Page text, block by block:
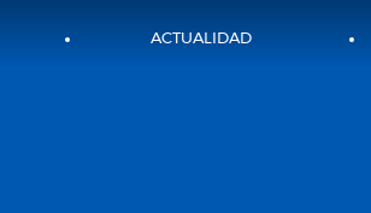
ACTUALIDAD